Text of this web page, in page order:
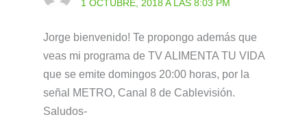
1 OCTUBRE, 2018 A LAS 8:03 PM
Jorge bienvenido! Te propongo además que
veas mi programa de TV ALIMENTA TU VIDA
que se emite domingos 20:00 horas, por la
señal METRO, Canal 8 de Cablevisión.
Saludos-